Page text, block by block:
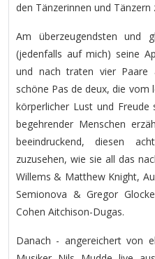
den Tänzerinnen und Tänzern
Am überzeugendsten und
(jedenfalls auf mich) seine
und nach traten vier Paare
schöne Pas de deux, die vom
körperlicher Lust und Freude
begehrender Menschen
beeindruckend, diesen
zuzusehen, wie sie all das
Willems & Matthew Knight,
Semionova & Gregor
Cohen Aitchison-Dugas.
Danach - angereichert von